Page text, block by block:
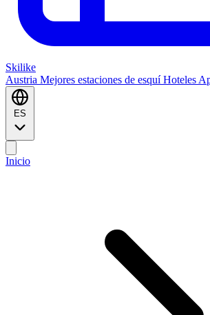
Skilike
Austria Mejores estaciones de esquíHoteles
ES
Inicio